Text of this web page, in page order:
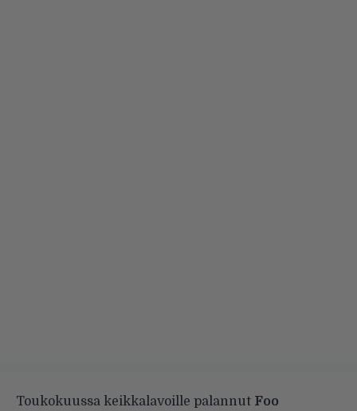
Toukokuussa keikkalavoille palannut Foo